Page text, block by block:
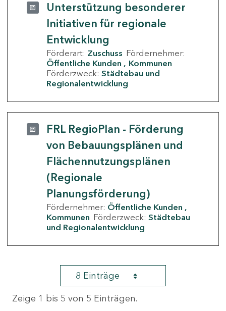
Unterstützung besonderer
Initiativen für regionale
Entwicklung
Förderart: Zuschuss Fördernehmer:
Öffentliche Kunden
Kommunen
Förderzweck: Städtebau und
Regionalentwicklung
FRL RegioPlan - Förderung
von Bebauungsplänen und
Flächennutzungsplänen
(Regionale
Planungsförderung)
Fördernehmer: Öffentliche Kunden
Kommunen Förderzweck: Städtebau
und Regionalentwicklung
8 Einträge
Zeige 1 bis 5 von 5 Einträgen.